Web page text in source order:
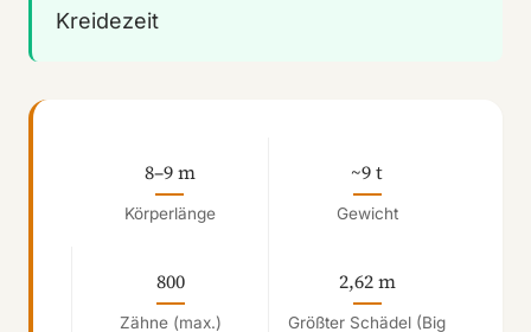
Kreidezeit
8–9 m
Körperlänge
~9 t
Gewicht
800
Zähne (max.)
2,62 m
Größter Schädel (Big